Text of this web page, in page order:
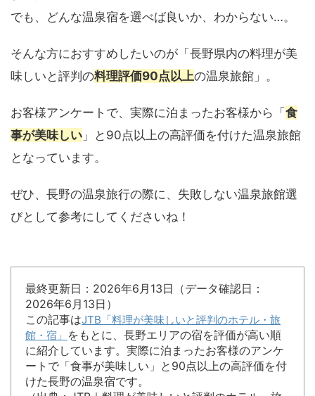
でも、どんな温泉宿を選べば良いか、わからない…。
そんな方におすすめしたいのが「長野県内の料理が美
味しいと評判の料理評価90点以上の温泉旅館」。
お客様アンケートで、実際に泊まったお客様から「 食
事が美味しい 」と90点以上の高評価を付けた温泉旅館
となっています。
ぜひ、長野の温泉旅行の際に、失敗しない温泉旅館選
びとして参考にしてくださいね！
最終更新日：2026年6月13日（データ確認日：
2026年6月13日）
この記事はJTB「料理が美味しいと評判のホテル・旅
館・宿」 をもとに、長野エリアの宿を評価が高い順
に紹介しています。実際に泊まったお客様のアンケ
ートで「食事が美味しい」と90点以上の高評価を付
けた長野の温泉宿です。